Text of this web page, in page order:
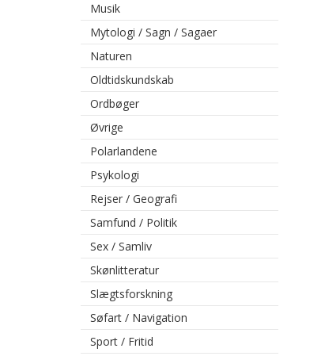
Musik
Mytologi / Sagn / Sagaer
Naturen
Oldtidskundskab
Ordbøger
Øvrige
Polarlandene
Psykologi
Rejser / Geografi
Samfund / Politik
Sex / Samliv
Skønlitteratur
Slægtsforskning
Søfart / Navigation
Sport / Fritid